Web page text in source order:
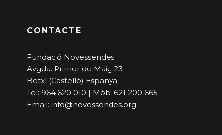
CONTACTE
Fundació Novessendes
Avgda. Primer de Maig 23
Betxí (Castelló) Espanya
Tel: 964 620 010 | Mòb: 621 200 665
Email: info@novessendes.org